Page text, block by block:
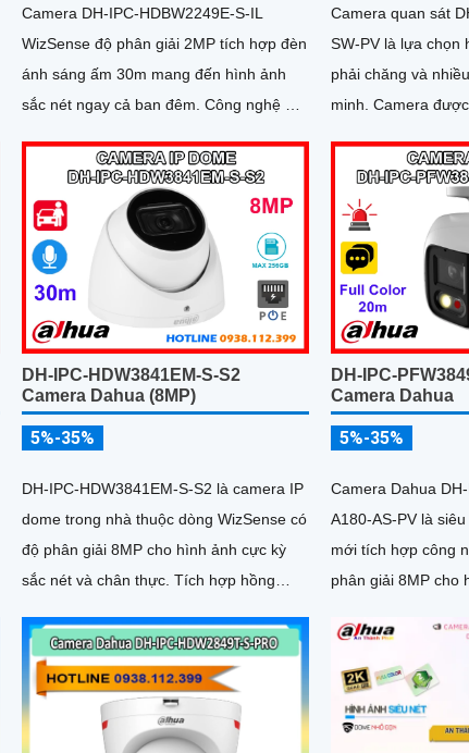
Camera DH-IPC-HDBW2249E-S-IL
WizSense độ phân giải 2MP tích hợp đèn
ánh sáng ấm 30m mang đến hình ảnh
sắc nét ngay cả ban đêm. Công nghệ AI
người và phương tiện, hỗ trợ thẻ nhớ
Micro SD lên đến 256GB và mic thu âm
chất lượng cao
Camera quan sát
SW-PV là lựa chọn
phải chăng và
minh. Camera được trang bị mic và loa to
người và phương
động chính xác
DH-IPC-HDW3841EM-S-S2
Camera Dahua (8MP)
5%-35%
DH-IPC-HDW3841EM-S-S2 là camera IP
dome trong nhà thuộc dòng WizSense có
độ phân giải 8MP cho hình ảnh cực kỳ
sắc nét và chân thực. Tích hợp hồng
nhớ 256GB cùng công nghệ POE,
camera mang đến sự tiện lợi tối đa trong
lắp đặt và sử dụng
DH-IPC-
Camera Dahua
5%-35%
Camera Dahua
A180-AS-PV là
mới tích hợp công
phân giải 8MP cho
ban đêm vượt trội
full color 20m, đàm
ràng, cùng khe
ứng nhu cầu lưu